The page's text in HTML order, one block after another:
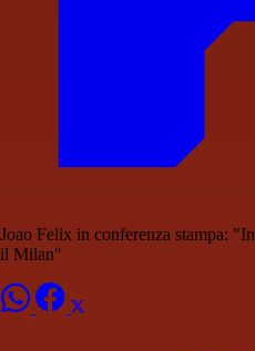
Joao Felix in conferenza stampa:
il Milan"